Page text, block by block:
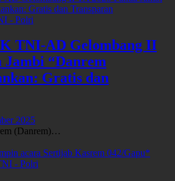
- Polri
TNI-AD Gelombang II
Jambi “Danrem
Gratis dan
2025
(Danrem)…
- Polri